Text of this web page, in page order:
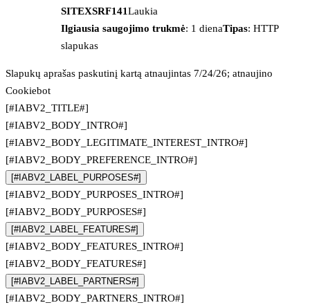
SITEXSRF141Laukia
Ilgiausia saugojimo trukmė: 1 dienaTipas: HTTP
slapukas
Slapukų aprašas paskutinį kartą atnaujintas 7/24/26; atnaujino
Cookiebot
[#IABV2_TITLE#]
[#IABV2_BODY_INTRO#]
[#IABV2_BODY_LEGITIMATE_INTEREST_INTRO#]
[#IABV2_BODY_PREFERENCE_INTRO#]
[#IABV2_LABEL_PURPOSES#]
[#IABV2_BODY_PURPOSES_INTRO#]
[#IABV2_BODY_PURPOSES#]
[#IABV2_LABEL_FEATURES#]
[#IABV2_BODY_FEATURES_INTRO#]
[#IABV2_BODY_FEATURES#]
[#IABV2_LABEL_PARTNERS#]
[#IABV2_BODY_PARTNERS_INTRO#]